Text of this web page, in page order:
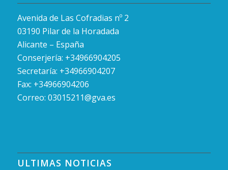
Avenida de Las Cofradias nº 2
03190 Pilar de la Horadada
Alicante – España
Conserjería: +34966904205
Secretaría: +34966904207
Fax: +34966904206
Correo: 03015211@gva.es
ULTIMAS NOTICIAS